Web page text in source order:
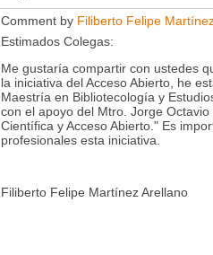
Comment by Filiberto Felipe Martínez
Estimados Colegas:
Me gustaría compartir con ustedes
la iniciativa del Acceso Abierto, he
Maestría en Bibliotecología y
con el apoyo del Mtro. Jorge
Científica y Acceso Abierto." Es
profesionales esta iniciativa.
Filiberto Felipe Martínez Arellano